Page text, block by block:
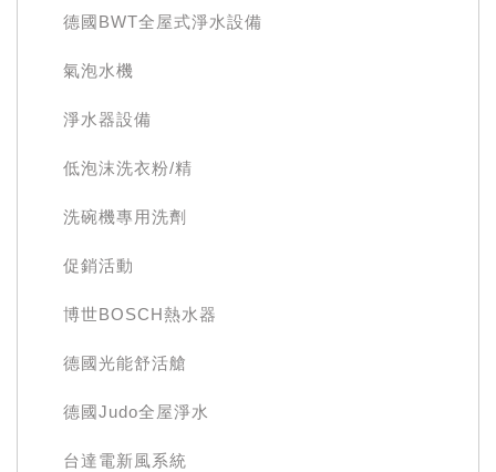
德國BWT全屋式淨水設備
氣泡水機
淨水器設備
低泡沫洗衣粉/精
洗碗機專用洗劑
促銷活動
博世BOSCH熱水器
德國光能舒活艙
德國Judo全屋淨水
台達電新風系統